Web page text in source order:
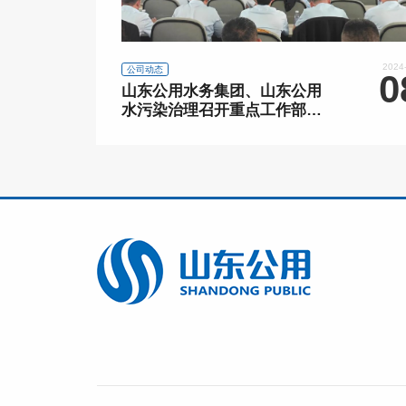
公司动态
山东公用水务集团、山东公用
水污染治理召开重点工作部署